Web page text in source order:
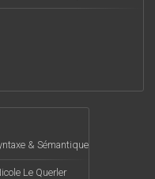
& Sémantique
Le Querler